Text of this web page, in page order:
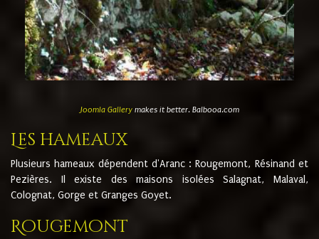
Joomla Gallerymakes it better. Balbooa.com
Les hameaux
Plusieurs hameaux dépendent d'Aranc : Rougemont, Résinand et
Pezières. Il existe des maisons isolées Salagnat, Malaval,
Colognat, Gorge et Granges Goyet.
Rougemont